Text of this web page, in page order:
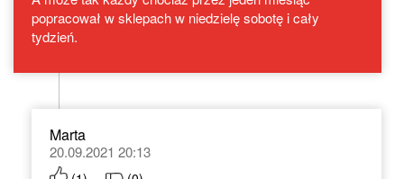
popracował w sklepach w niedzielę sobotę i cały
tydzień.
Marta
20.09.2021 20:13